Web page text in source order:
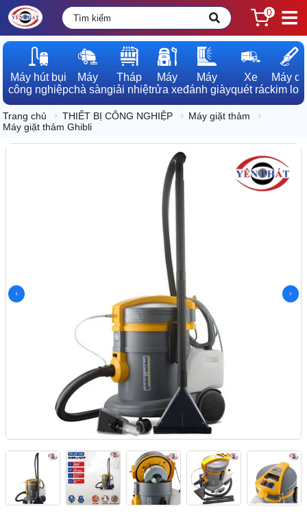
0
Máy hút bụi
công nghiệp
Máy
chà sàn
Tháp
giải nhiệt
Máy
rửa xe
Máy
đánh giày
Xe
quét rác
Máy dò
kim loại
Trang chủ THIẾT BỊ CÔNG NGHIỆP
Máy giặt thảm
Máy giặt thảm Ghibli